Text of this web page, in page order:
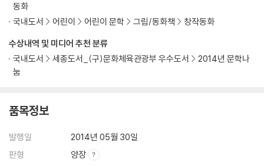
수상내역 및 미디어 추천 분류
국내도서
세종도서_(구)문화체육관광부 우수도서
2014년 문학나
눔
동화
국내도서
어린이 어린이 문학 그림/동화책 창작동화
품목정보
발행일
2014년 05월 30일
판형
양장